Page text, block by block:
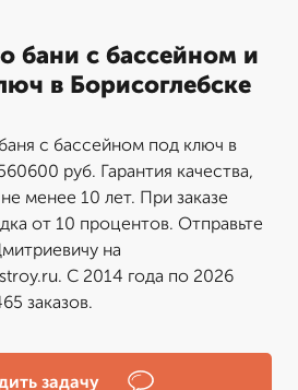
бани с бассейном и
в Борисоглебске
с бассейном под ключ в
руб. Гарантия качества,
менее 10 лет. При заказе
от 10 процентов. Отправьте
на
С 2014 года по 2026
заказов.
задачу